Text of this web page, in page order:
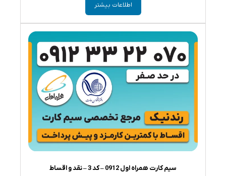
اطلاعات بیشتر
سیم کارت همراه اول 0912 – کد 3 – نقد و اقساط